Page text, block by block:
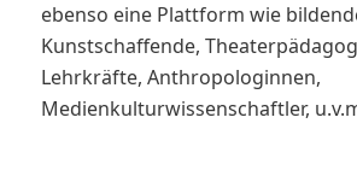
ebenso eine Plattform wie
Kunstschaffende,
Lehrkräfte, Anthropologinnen,
Medienkulturwissenschaftler,